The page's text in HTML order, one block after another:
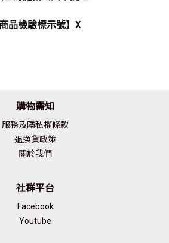
商品檢驗標示號】X
購物需知
服務及隱私權條款
退換貨政策
關於我們
社群平台
Facebook
Youtube